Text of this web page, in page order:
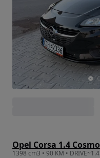
Opel Corsa 1.4 Cosmo